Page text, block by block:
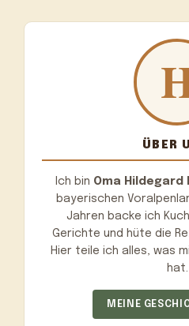
ÜBER
Ich bin Oma Hildegard
bayerischen
Jahren backe ich
Gerichte und hüte die
Hier teile ich alles, was
hat.
MEINE